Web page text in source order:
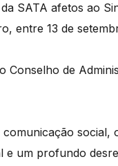
SATA afetos ao
entre 13 de
Conselho de
e um profundo